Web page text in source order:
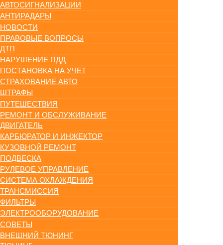
АВТОСИГНАЛИЗАЦИИ
АНТИРАДАРЫ
НОВОСТИ
ПРАВОВЫЕ ВОПРОСЫ
ДТП
НАРУШЕНИЕ ПДД
ПОСТАНОВКА НА УЧЕТ
СТРАХОВАНИЕ АВТО
ШТРАФЫ
ПУТЕШЕСТВИЯ
РЕМОНТ И ОБСЛУЖИВАНИЕ
ДВИГАТЕЛЬ
КАРБЮРАТОР И ИНЖЕКТОР
КУЗОВНОЙ РЕМОНТ
ПОДВЕСКА
РУЛЕВОЕ УПРАВЛЕНИЕ
СИСТЕМА ОХЛАЖДЕНИЯ
ТРАНСМИССИЯ
ФИЛЬТРЫ
ЭЛЕКТРООБОРУДОВАНИЕ
СОВЕТЫ
ВНЕШНИЙ ТЮНИНГ